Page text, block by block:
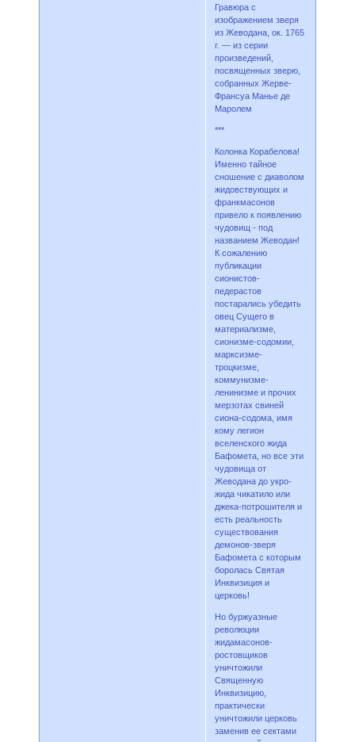
Гравюра с
изображением зверя
из Жеводана, ок. 1765
г. — из серии
произведений,
посвященных зверю,
собранных Жерве-
Франсуа Манье де
Маролем
***
Колонка Корабелова!
Именно тайное
сношение с диаволом
жидовствующих и
франкмасонов
привело к появлению
чудовищ - под
названием Жеводан!
К сожалению
публикации
сионистов-
педерастов
постарались убедить
овец Сущего в
материализме,
сионизме-содомии,
марксизме-
троцкизме,
коммунизме-
ленинизме и прочих
мерзотах свиней
сиона-содома, имя
кому легион
вселенского жида
Бафомета, но все эти
чудовища от
Жеводана до укро-
жида чикатило или
джека-потрошителя и
есть реальность
существования
демонов-зверя
Бафомета с которым
боролась Святая
Инквизиция и
церковь!
Но буржуазные
революции
жидамасонов-
ростовщиков
уничтожили
Священную
Инквизицию,
практически
уничтожили церковь
заменив ее сектами